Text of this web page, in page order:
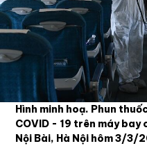
Hình minh hoạ. Phun
COVID - 19 trên máy bay
Nội Bài, Hà Nội hôm 3/3/